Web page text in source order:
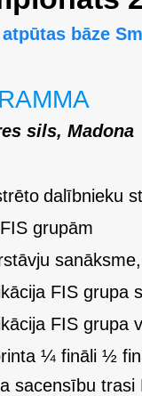
bāze
sils, Madona
dalībnieku
grupām
FIS grupa
FIS grupa
¼ fināli ½
sacensību trasi